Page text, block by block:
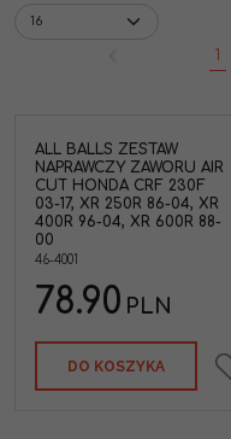
1
ALL BALLS ZESTAW
NAPRAWCZY ZAWORU AIR
CUT HONDA CRF 230F
03-17, XR 250R 86-04, XR
400R 96-04, XR 600R 88-
00
46-4001
78.90 PLN
DO KOSZYKA